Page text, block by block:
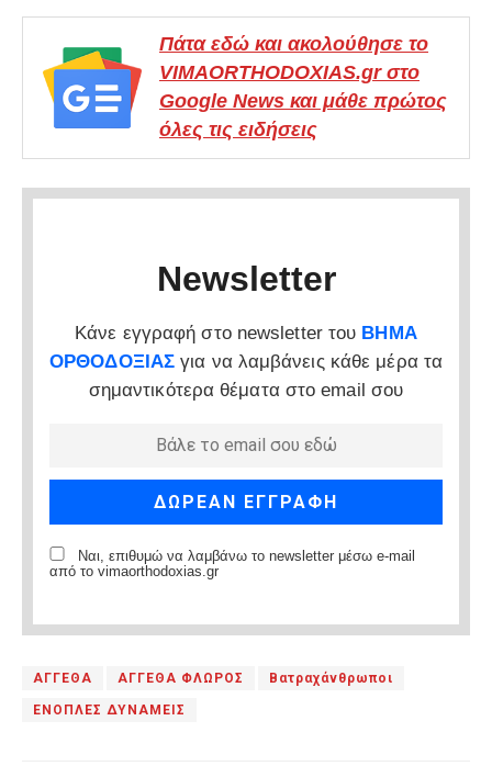
Πάτα εδώ και ακολούθησε το
VIMAORTHODOXIAS.gr στο
Google News και μάθε πρώτος
όλες τις ειδήσεις
Newsletter
Κάνε εγγραφή στο newsletter του ΒΗΜΑ
ΟΡΘΟΔΟΞΙΑΣ για να λαμβάνεις κάθε μέρα τα
σημαντικότερα θέματα στο email σου
Ναι, επιθυμώ να λαμβάνω το newsletter μέσω e-mail
από το vimaorthodoxias.gr
ΑΓΓΕΘΑ ΑΓΓΕΘΑ ΦΛΩΡΟΣ Βατραχάνθρωποι
ΕΝΟΠΛΕΣ ΔΥΝΑΜΕΙΣ